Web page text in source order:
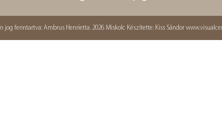
jog fenntartva: Ambrus Henrietta. 2026 Miskolc Készítette: Kiss Sándor